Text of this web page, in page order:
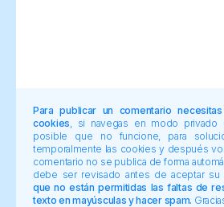
Para publicar un comentario
cookies , si navegas en modo
posible que no funcione, para
temporalmente las cookies y después
comentario no se publica de forma
debe ser revisado antes de aceptar
que no están permitidas las faltas de
texto en mayúsculas y hacer spam.